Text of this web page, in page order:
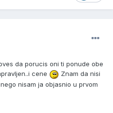
da porucis oni ti ponude obe
cene
Znam da nisi
nisam ja objasnio u prvom